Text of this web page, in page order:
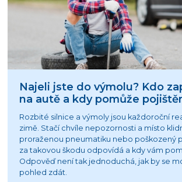
Najeli jste do výmolu? Kdo
na autě a kdy pomůže
Rozbité silnice a výmoly jsou každoroční
zimě. Stačí chvíle nepozornosti a místo
proraženou pneumatiku nebo poškozený
za takovou škodu odpovídá a kdy vám
Odpověď není tak jednoduchá, jak by se
pohled zdát.